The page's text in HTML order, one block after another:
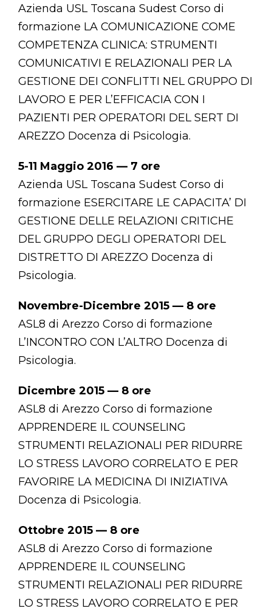
Azienda USL Toscana Sudest Corso di
formazione LA COMUNICAZIONE COME
COMPETENZA CLINICA: STRUMENTI
COMUNICATIVI E RELAZIONALI PER LA
GESTIONE DEI CONFLITTI NEL GRUPPO DI
LAVORO E PER L’EFFICACIA CON I
PAZIENTI PER OPERATORI DEL SERT DI
AREZZO Docenza di Psicologia.
5-11 Maggio 2016 — 7 ore
Azienda USL Toscana Sudest Corso di
formazione ESERCITARE LE CAPACITA’ DI
GESTIONE DELLE RELAZIONI CRITICHE
DEL GRUPPO DEGLI OPERATORI DEL
DISTRETTO DI AREZZO Docenza di
Psicologia.
Novembre-Dicembre 2015 — 8 ore
ASL8 di Arezzo Corso di formazione
L’INCONTRO CON L’ALTRO Docenza di
Psicologia.
Dicembre 2015 — 8 ore
ASL8 di Arezzo Corso di formazione
APPRENDERE IL COUNSELING
STRUMENTI RELAZIONALI PER RIDURRE
LO STRESS LAVORO CORRELATO E PER
FAVORIRE LA MEDICINA DI INIZIATIVA
Docenza di Psicologia.
Ottobre 2015 — 8 ore
ASL8 di Arezzo Corso di formazione
APPRENDERE IL COUNSELING
STRUMENTI RELAZIONALI PER RIDURRE
LO STRESS LAVORO CORRELATO E PER